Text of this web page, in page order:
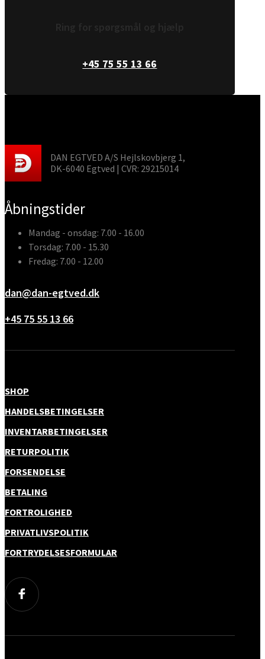
+45 75 55 13 66
DAN EGTVED A/S Hejlskovbjerg 1,
DK-6040 Egtved | CVR: 29215014
Åbningstider
Mandag - onsdag: 7.00 - 16.00
Torsdag: 7.00 - 15.30
Fredag: 7.00 - 12.00
dan@dan-egtved.dk
+45 75 55 13 66
SHOP
HANDELSBETINGELSER
INVENTARBETINGELSER
RETURPOLITIK
FORSENDELSE
BETALING
FORTROLIGHED
PRIVATLIVSPOLITIK
FORTRYDELSESFORMULAR